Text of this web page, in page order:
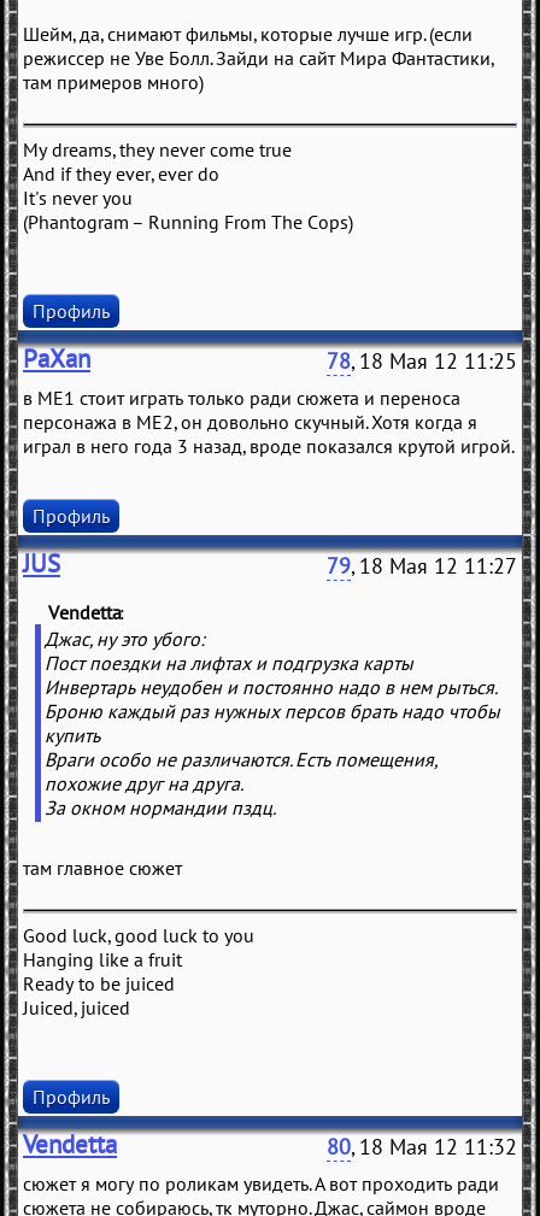
Шейм, да, снимают фильмы, которые лучше игр. (если
режиссер не Уве Болл. Зайди на сайт Мира Фантастики,
там примеров много)
My dreams, they never come true
And if they ever, ever do
It's never you
(Phantogram – Running From The Cops)
Профиль
PaXan 78, 18 Мая 12 11:25
в ME1 стоит играть только ради сюжета и переноса
персонажа в ME2, он довольно скучный. Хотя когда я
играл в него года 3 назад, вроде показался крутой игрой.
Профиль
JUS 79, 18 Мая 12 11:27
Vendetta
Джас, ну это убого:
Пост поездки на лифтах и подгрузка карты
Инвертарь неудобен и постоянно надо в нем рыться.
Броню каждый раз нужных персов брать надо чтобы
купить
Враги особо не различаются. Есть помещения,
похожие друг на друга.
За окном нормандии пздц.
там главное сюжет
Good luck, good luck to you
Hanging like a fruit
Ready to be juiced
Juiced, juiced
Профиль
Vendetta 80, 18 Мая 12 11:32
сюжет я могу по роликам увидеть. А вот проходить ради
сюжета не собираюсь, тк муторно. Джас, саймон вроде